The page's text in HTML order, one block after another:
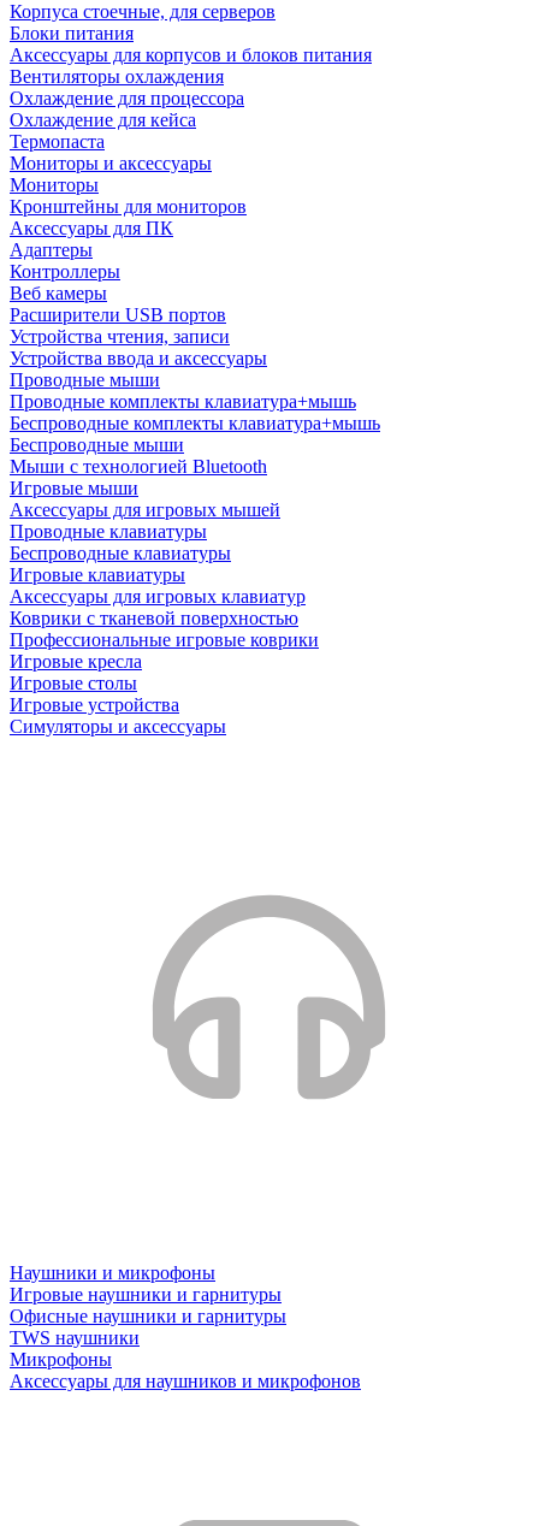
Корпуса стоечные, для серверов
Блоки питания
Аксессуары для корпусов и блоков питания
Вентиляторы охлаждения
Охлаждение для процессора
Охлаждение для кейса
Термопаста
Мониторы и аксессуары
Мониторы
Кронштейны для мониторов
Аксессуары для ПК
Адаптеры
Контроллеры
Веб камеры
Расширители USB портов
Устройства чтения, записи
Устройства ввода и аксессуары
Проводные мыши
Проводные комплекты клавиатура+мышь
Беспроводные комплекты клавиатура+мышь
Беспроводные мыши
Мыши с технологией Bluetooth
Игровые мыши
Аксессуары для игровых мышей
Проводные клавиатуры
Беспроводные клавиатуры
Игровые клавиатуры
Аксессуары для игровых клавиатур
Коврики с тканевой поверхностью
Профессиональные игровые коврики
Игровые кресла
Игровые столы
Игровые устройства
Симуляторы и аксессуары
Наушники и микрофоны
Игровые наушники и гарнитуры
Офисные наушники и гарнитуры
TWS наушники
Микрофоны
Аксессуары для наушников и микрофонов